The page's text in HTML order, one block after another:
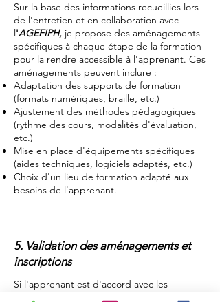
Sur la base des informations recueillies lors
de l'entretien et en collaboration avec
l'AGEFIPH, je propose des aménagements
spécifiques à chaque étape de la formation
pour la rendre accessible à l'apprenant. Ces
aménagements peuvent inclure :
Adaptation des supports de formation
(formats numériques, braille, etc.)
Ajustement des méthodes pédagogiques
(rythme des cours, modalités d'évaluation,
etc.)
Mise en place d'équipements spécifiques
(aides techniques, logiciels adaptés, etc.)
Choix d'un lieu de formation adapté aux
besoins de l'apprenant.
5. Validation des aménagements et
inscriptions
Si l'apprenant est d'accord avec les
aménagements proposés, je procède à son